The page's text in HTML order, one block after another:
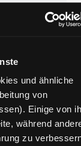
und ähnliche
von
Einige von
während
zu